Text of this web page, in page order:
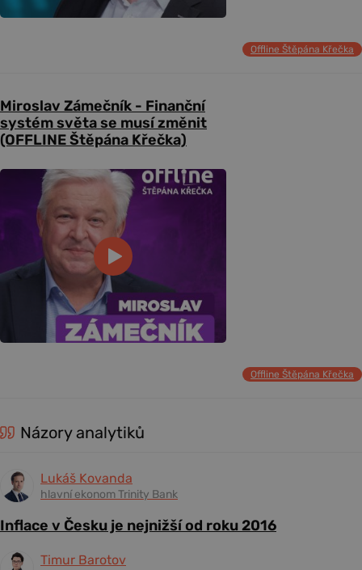
Offline Štěpána Křečka
Miroslav Zámečník - Finanční
systém světa se musí změnit
(OFFLINE Štěpána Křečka)
Offline Štěpána Křečka
Názory analytiků
Lukáš Kovanda
hlavní ekonom Trinity Bank
Inflace v Česku je nejnižší od roku 2016
Timur Barotov